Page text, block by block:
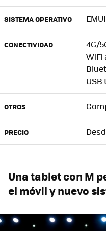
SISTEMA OPERATIVO
CONECTIVIDAD
4G/
WiFi
USB
OTROS
PRECIO
Una tablet con M
el móvil y nuevo